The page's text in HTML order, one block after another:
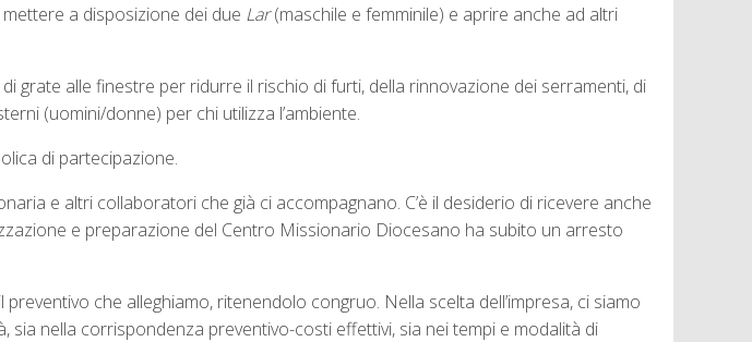
a disposizione dei due Lar(maschile e femminile) e aprire anche ad altri
alle finestre per ridurre il rischio di furti, della rinnovazione dei serramenti, di
(uomini/donne) per chi utilizza l’ambiente.
di partecipazione.
e altri collaboratori che già ci accompagnano. C’è il desiderio di ricevere anche
e preparazione del Centro Missionario Diocesano ha subito un arresto
che alleghiamo, ritenendolo congruo. Nella scelta dell’impresa, ci siamo
sia nella corrispondenza preventivo-costi effettivi, sia nei tempi e modalità di